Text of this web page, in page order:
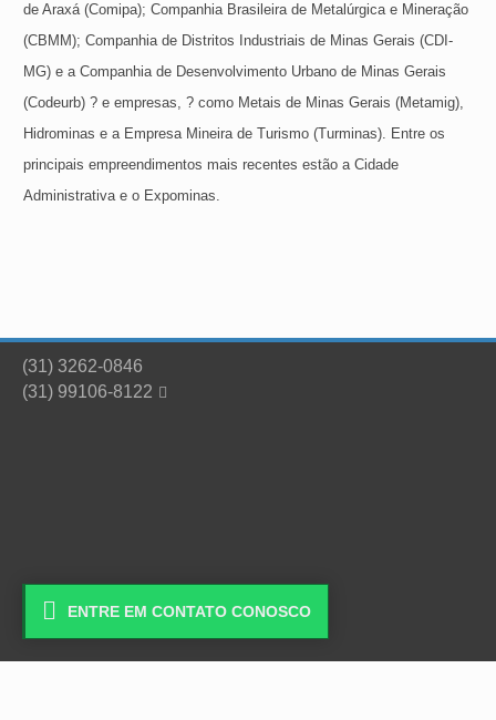
de Araxá (Comipa); Companhia Brasileira de Metalúrgica e Mineração
(CBMM); Companhia de Distritos Industriais de Minas Gerais (CDI-
MG) e a Companhia de Desenvolvimento Urbano de Minas Gerais
(Codeurb) ? e empresas, ? como Metais de Minas Gerais (Metamig),
Hidrominas e a Empresa Mineira de Turismo (Turminas). Entre os
principais empreendimentos mais recentes estão a Cidade
Administrativa e o Expominas.
(31) 3262-0846
(31) 99106-8122 
 ENTRE EM CONTATO CONOSCO